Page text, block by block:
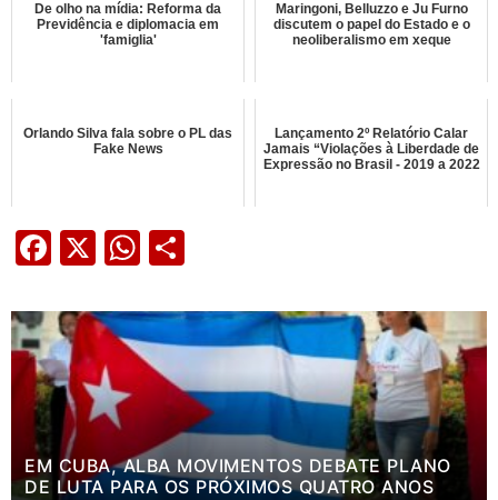
De olho na mídia: Reforma da
Previdência e diplomacia em
'famiglia'
Maringoni, Belluzzo e Ju Furno
discutem o papel do Estado e o
neoliberalismo em xeque
Orlando Silva fala sobre o PL das
Fake News
Lançamento 2º Relatório Calar
Jamais “Violações à Liberdade de
Expressão no Brasil - 2019 a 2022
Facebook
X WhatsApp
EM CUBA, ALBA MOVIMENTOS DEBATE PLANO
DE LUTA PARA OS PRÓXIMOS QUATRO ANOS